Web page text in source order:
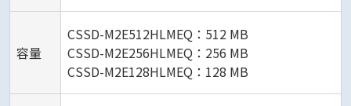
容量
CSSD-M2E512HLMEQ：512 MB
CSSD-M2E256HLMEQ：256 MB
CSSD-M2E128HLMEQ：128 MB